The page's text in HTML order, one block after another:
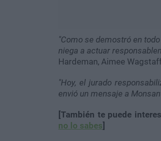
"Como se demostró en
niega a actuar
Hardeman, Aimee
"Hoy, el jurado
envió un mensaje a
[También te puede
no lo sabes]